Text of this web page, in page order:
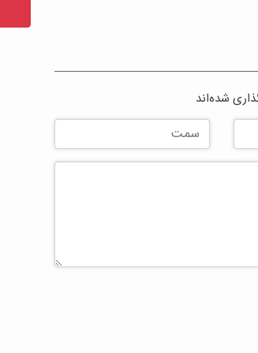
شده‌اند